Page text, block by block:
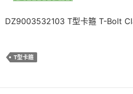
DZ9003532103 T型卡箍 T-Bolt
T型卡箍